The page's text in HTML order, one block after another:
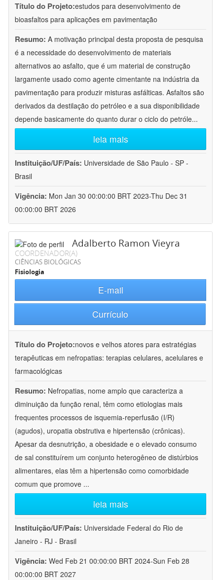
Título do Projeto:estudos para desenvolvimento de
bioasfaltos para aplicações em pavimentação
Resumo: A motivação principal desta proposta de pesquisa
é a necessidade do desenvolvimento de materiais
alternativos ao asfalto, que é um material de construção
largamente usado como agente cimentante na indústria da
pavimentação para produzir misturas asfálticas. Asfaltos são
derivados da destilação do petróleo e a sua disponibilidade
depende basicamente do quanto durar o ciclo do petróle...
leia mais
Instituição/UF/País: Universidade de São Paulo - SP -
Brasil
Vigência: Mon Jan 30 00:00:00 BRT 2023-Thu Dec 31
00:00:00 BRT 2026
Adalberto Ramon Vieyra
COORDENADOR(A)
CIÊNCIAS BIOLÓGICAS
Fisiologia
E-mail
Currículo
Título do Projeto:novos e velhos atores para estratégias
terapêuticas em nefropatias: terapias celulares, acelulares e
farmacológicas
Resumo: Nefropatias, nome amplo que caracteriza a
diminuição da função renal, têm como etiologias mais
frequentes processos de isquemia-reperfusão (I/R)
(agudos), uropatia obstrutiva e hipertensão (crônicas).
Apesar da desnutrição, a obesidade e o elevado consumo
de sal constituírem um conjunto heterogêneo de distúrbios
alimentares, elas têm a hipertensão como comorbidade
comum que promove ...
leia mais
Instituição/UF/País: Universidade Federal do Rio de
Janeiro - RJ - Brasil
Vigência: Wed Feb 21 00:00:00 BRT 2024-Sun Feb 28
00:00:00 BRT 2027